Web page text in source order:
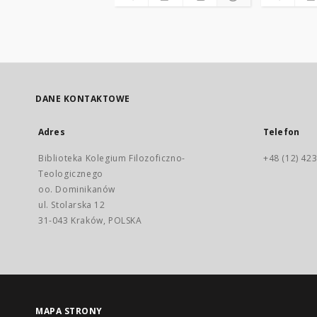
DANE KONTAKTOWE
Adres
Biblioteka Kolegium Filozoficzno-
Teologicznego
oo. Dominikanów
ul. Stolarska 12
31-043 Kraków, POLSKA
Telefon
+48 (12)
MAPA STRONY